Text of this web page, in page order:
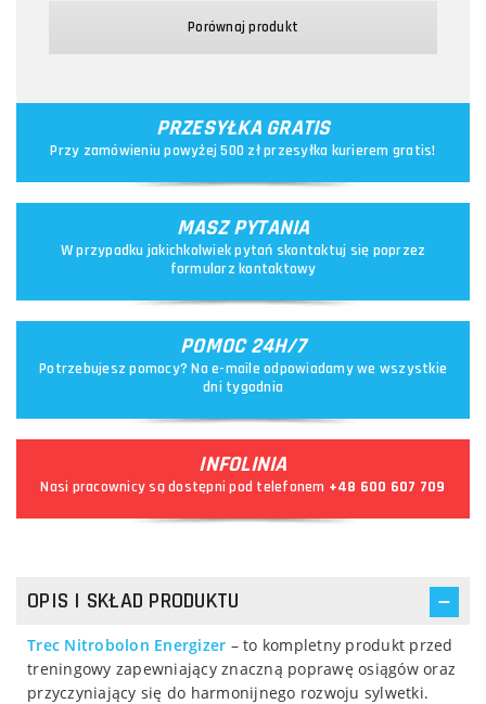
Porównaj produkt
PRZESYŁKA GRATIS
Przy zamówieniu powyżej 500 zł przesyłka kurierem gratis!
MASZ PYTANIA
W przypadku jakichkolwiek pytań skontaktuj się poprzez
formularz kontaktowy
POMOC 24H/7
Potrzebujesz pomocy? Na e-maile odpowiadamy we wszystkie
dni tygodnia
INFOLINIA
Nasi pracownicy są dostępni pod telefonem +48 600 607 709
OPIS I SKŁAD PRODUKTU
Trec Nitrobolon Energizer – to kompletny produkt przed
treningowy zapewniający znaczną poprawę osiągów oraz
przyczyniający się do harmonijnego rozwoju sylwetki.